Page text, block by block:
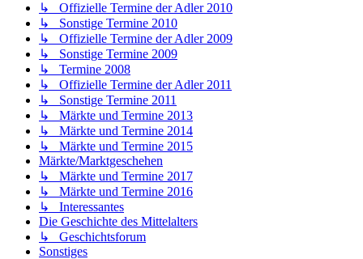
↳ Offizielle Termine der Adler 2010
↳ Sonstige Termine 2010
↳ Offizielle Termine der Adler 2009
↳ Sonstige Termine 2009
↳ Termine 2008
↳ Offizielle Termine der Adler 2011
↳ Sonstige Termine 2011
↳ Märkte und Termine 2013
↳ Märkte und Termine 2014
↳ Märkte und Termine 2015
Märkte/Marktgeschehen
↳ Märkte und Termine 2017
↳ Märkte und Termine 2016
↳ Interessantes
Die Geschichte des Mittelalters
↳ Geschichtsforum
Sonstiges